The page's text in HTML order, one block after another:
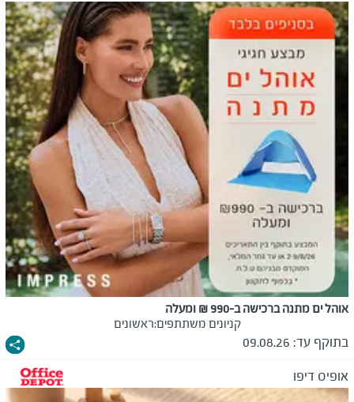
אוהל ים מתנה ברכישה ב-990 ₪ ומעלה
קניונים משתתפים:ראשונים
בתוקף עד: 09.08.26
אופיס דיפו